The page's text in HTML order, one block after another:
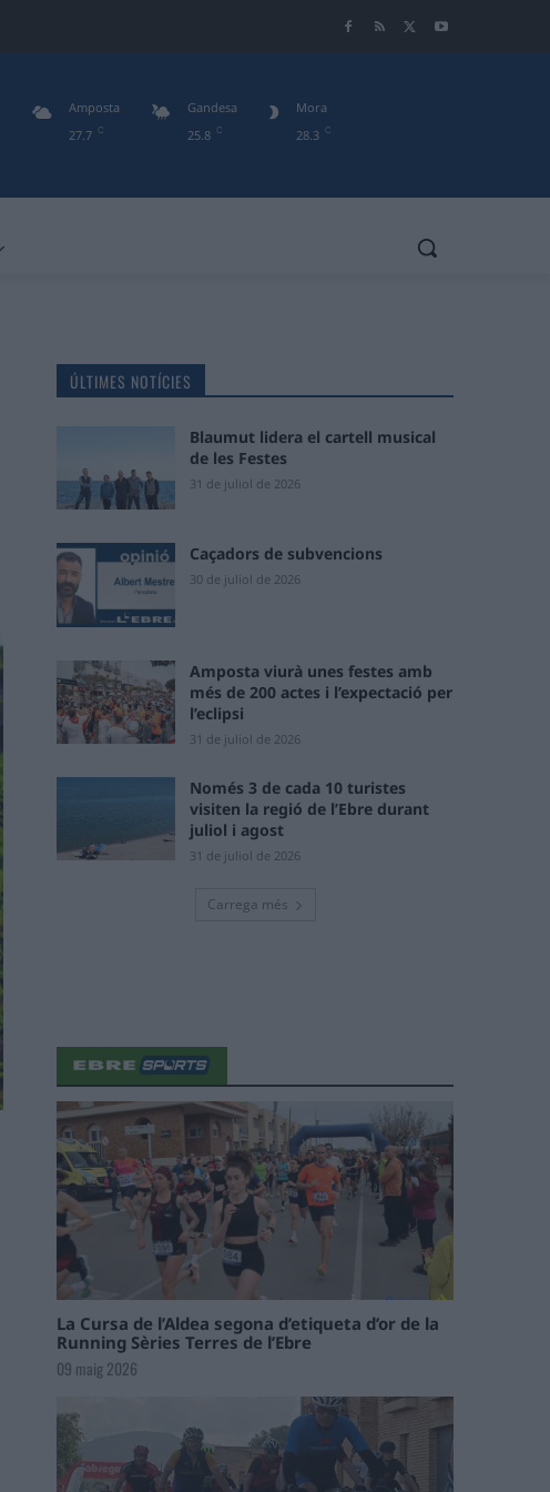
27.7 C
Amposta
25.8 C
Gandesa
28.3 C
Mora
ÚLTIMES NOTÍCIES
Blaumut lidera el cartell musical
de les Festes
31 de juliol de 2026
Caçadors de subvencions
30 de juliol de 2026
Amposta viurà unes festes amb
més de 200 actes i l’expectació per
l’eclipsi
31 de juliol de 2026
Només 3 de cada 10 turistes
visiten la regió de l’Ebre durant
juliol i agost
31 de juliol de 2026
Carrega més
La Cursa de l’Aldea segona d’etiqueta d’or de la
Running Sèries Terres de l’Ebre
09 maig 2026